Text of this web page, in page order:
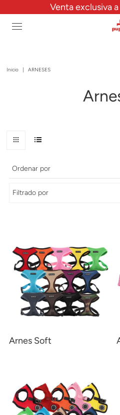
Venta exclusiva
Inicio | ARNESES
Ordenar por
Filtrado por
Arnes Soft